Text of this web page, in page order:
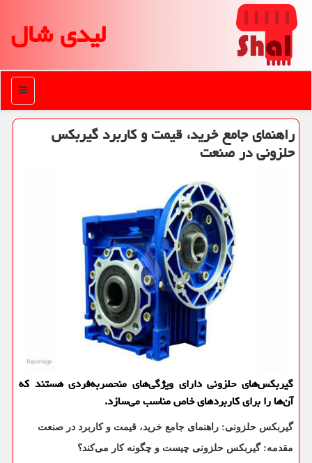
لیدی شال
منو
راهنمای جامع خرید، قیمت و کاربرد گیربکس
حلزونی در صنعت
گیربکس‌های حلزونی دارای ویژگی‌های منحصربه‌فردی هستند که
آن‌ها را برای کاربردهای خاص مناسب می‌سازد.
گیربکس حلزونی: راهنمای جامع خرید، قیمت و کاربرد در صنعت
مقدمه: گیربکس حلزونی چیست و چگونه کار می‌کند؟